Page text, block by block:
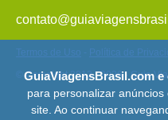
Termos de Uso
Política de
© Copyright 2013 - 2026 - Guia
GuiaViagensBrasil.com e
para personalizar
site. Ao continuar